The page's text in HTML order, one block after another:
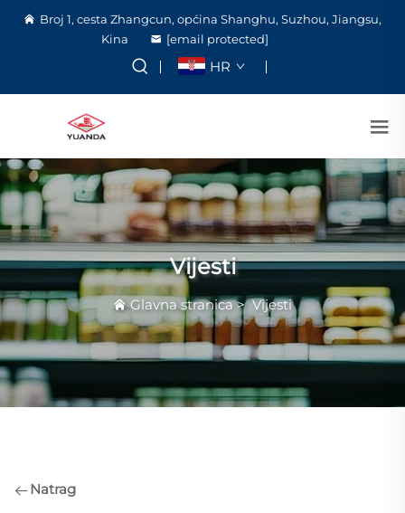
Broj 1, cesta Zhangcun, općina Shanghu, Suzhou, Jiangsu,
Kina
[email protected]
HR
Vijesti
Glavna stranica>Vijesti
Natrag